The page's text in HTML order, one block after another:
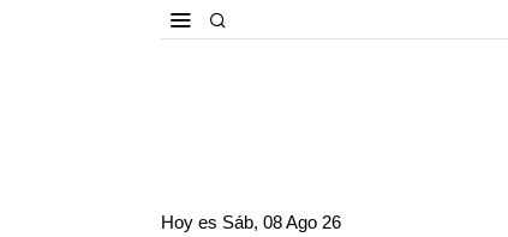
Hoy es Sáb, 08 Ago 26